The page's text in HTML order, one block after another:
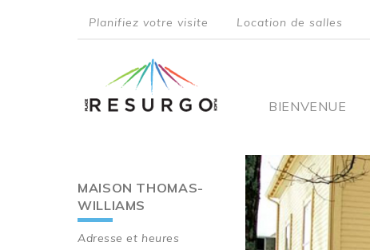
menu
Planifiez votre visite Location de salles
Main
BIENVENUE
Main
navigation
MAISON THOMAS-
WILLIAMS
Adresse et heures